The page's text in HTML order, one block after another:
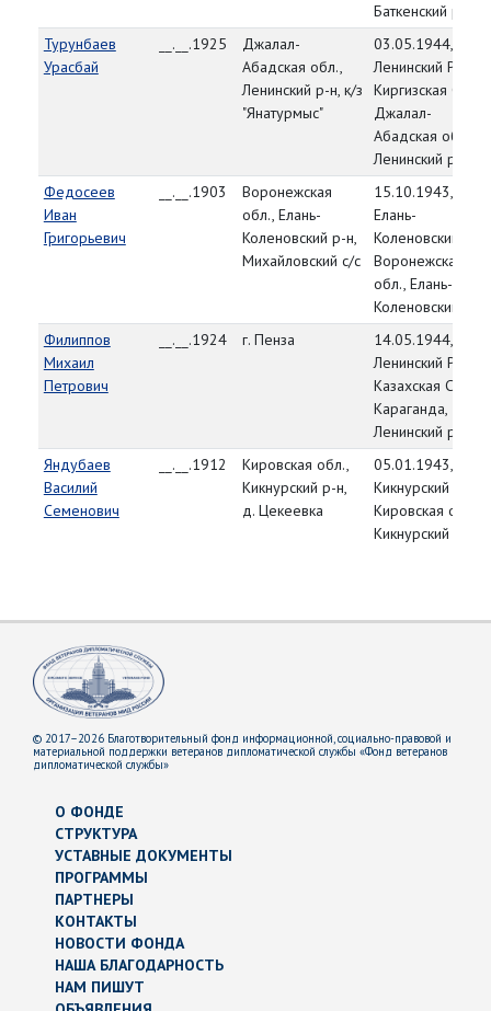
Баткенский р-н
Турунбаев
Урасбай
__.__.1925
Джалал-
Абадская обл.,
Ленинский р-н, к/з
"Янатурмыс"
03.05.1944,
Ленинский РВК,
Киргизская ССР,
Джалал-
Абадская обл.,
Ленинский р-н
Федосеев
Иван
Григорьевич
__.__.1903
Воронежская
обл., Елань-
Коленовский р-н,
Михайловский с/с
15.10.1943,
Елань-
Коленовский
Воронежская
обл., Елань-
Коленовский р-н
Филиппов
Михаил
Петрович
__.__.1924 г. Пенза
14.05.1944,
Ленинский РВК,
Казахская ССР, г.
Караганда,
Ленинский р-н
Яндубаев
Василий
Семенович
__.__.1912
Кировская обл.,
Кикнурский р-н,
д. Цекеевка
05.01.1943,
Кикнурский РВК,
Кировская обл.,
Кикнурский р-н
© 2017–2026 Благотворительный фонд информационной, социально-правовой и
материальной поддержки ветеранов дипломатической службы «Фонд ветеранов
дипломатической службы»
О ФОНДЕ
СТРУКТУРА
УСТАВНЫЕ ДОКУМЕНТЫ
ПРОГРАММЫ
ПАРТНЕРЫ
КОНТАКТЫ
НОВОСТИ ФОНДА
НАША БЛАГОДАРНОСТЬ
НАМ ПИШУТ